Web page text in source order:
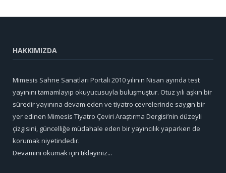
HAKKIMIZDA
Mimesis Sahne Sanatları Portali 2010 yılının Nisan ayında test
yayınını tamamlayıp okuyucusuyla buluşmuştur. Otuz yılı aşkın bir
süredir yayınına devam eden ve tiyatro çevrelerinde saygın bir
yer edinen Mimesis Tiyatro Çeviri Araştırma Dergisi’nin düzeyli
çizgisini, güncelliğe müdahale eden bir yayıncılık yaparken de
korumak niyetindedir.
Devamını okumak için tıklayınız...